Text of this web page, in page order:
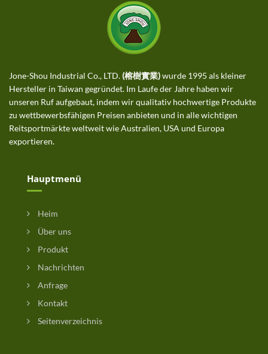
Jone-Shou Industrial Co., LTD. (榕樹實業)wurde 1995 als kleiner
Hersteller in Taiwan gegründet. Im Laufe der Jahre haben wir
unseren Ruf aufgebaut, indem wir qualitativ hochwertige Produkte
zu wettbewerbsfähigen Preisen anbieten und in alle wichtigen
Reitsportmärkte weltweit wie Australien, USA und Europa
exportieren.
Hauptmenü
Heim
Über uns
Produkt
Nachrichten
Anfrage
Kontakt
Seitenverzeichnis